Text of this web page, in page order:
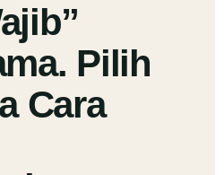
Pilih
Cara